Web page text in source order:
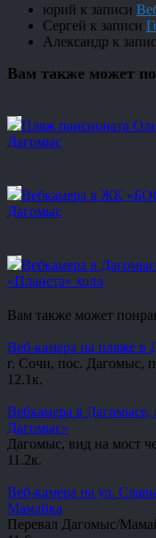
юрий к записи
Сергей к записи
Александр к
Вам также может
Пляж пансионата
Дагомыс
Вебкамера в ЖК
Дагомыс
Вебкамера в
«Планета» холл
Вам также может
Веб-камера на пляже в
г. Сочи, пос. Дагомыс,
12.1к.
Вебкамера в Дагомысе,
Дагомыс»
Дагомыс, вид на мост
11.2к.
Веб-камера на ул.
Мамайка
Перевал Дагомыс/